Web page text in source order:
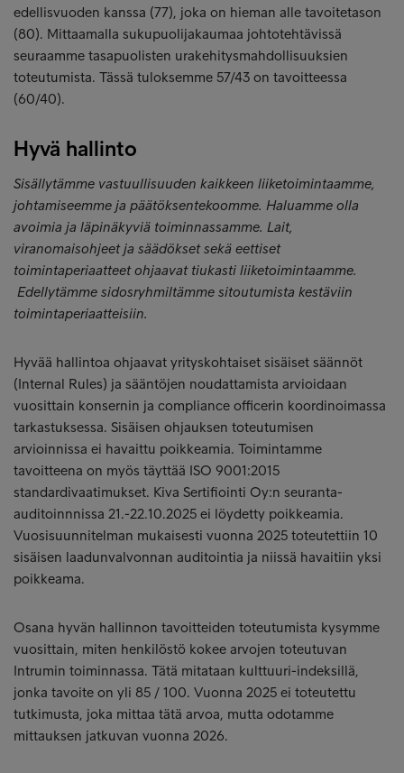
edellisvuoden kanssa (77), joka on hieman alle tavoitetason
(80). Mittaamalla sukupuolijakaumaa johtotehtävissä
seuraamme tasapuolisten urakehitysmahdollisuuksien
toteutumista. Tässä tuloksemme 57/43 on tavoitteessa
(60/40).
Hyvä hallinto
Sisällytämme vastuullisuuden kaikkeen liiketoimintaamme,
johtamiseemme ja päätöksentekoomme. Haluamme olla
avoimia ja läpinäkyviä toiminnassamme. Lait,
viranomaisohjeet ja säädökset sekä eettiset
toimintaperiaatteet ohjaavat tiukasti liiketoimintaamme.
Edellytämme sidosryhmiltämme sitoutumista kestäviin
toimintaperiaatteisiin.
Hyvää hallintoa ohjaavat yrityskohtaiset sisäiset säännöt
(Internal Rules) ja sääntöjen noudattamista arvioidaan
vuosittain konsernin ja compliance officerin koordinoimassa
tarkastuksessa. Sisäisen ohjauksen toteutumisen
arvioinnissa ei havaittu poikkeamia. Toimintamme
tavoitteena on myös täyttää ISO 9001:2015
standardivaatimukset. Kiva Sertifiointi Oy:n seuranta-
auditoinnnissa 21.-22.10.2025 ei löydetty poikkeamia.
Vuosisuunnitelman mukaisesti vuonna 2025 toteutettiin 10
sisäisen laadunvalvonnan auditointia ja niissä havaitiin yksi
poikkeama.
Osana hyvän hallinnon tavoitteiden toteutumista kysymme
vuosittain, miten henkilöstö kokee arvojen toteutuvan
Intrumin toiminnassa. Tätä mitataan kulttuuri-indeksillä,
jonka tavoite on yli 85 / 100. Vuonna 2025 ei toteutettu
tutkimusta, joka mittaa tätä arvoa, mutta odotamme
mittauksen jatkuvan vuonna 2026.